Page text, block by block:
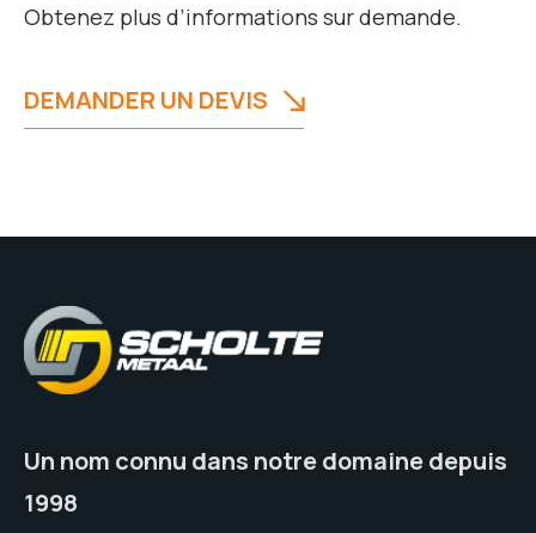
Obtenez plus d’informations sur demande.
DEMANDER UN DEVIS
Un nom connu dans notre domaine depuis
1998